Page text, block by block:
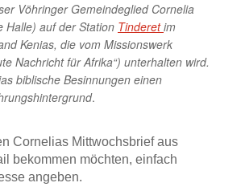
Vöhringer Gemeindeglied Cornelia
Halle) auf der Station Tinderetim
Kenias, die vom Missionswerk
Nachricht für Afrika“) unterhalten wird.
biblische Besinnungen einen
.
Cornelias Mittwochsbrief aus
bekommen möchten, einfach
angeben.